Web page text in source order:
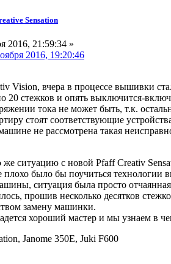
Sensation
2016, 21:59:34 »
2016, 19:20:46
Vision, вчера в процессе вышивки
20 стежков и опять выключится-
тока не может быть, т.к.
стоят соответствующие
не рассмотрена такая
ситуацию с новой Pfaff Creativ
плохо было бы поучиться технологии
ситуация была просто
прошив несколько десятков
замену машинки.
хороший мастер и мы узнаем в
Janome 350E, Juki F600